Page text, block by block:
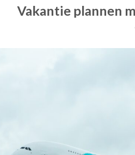
Vakantie plannen